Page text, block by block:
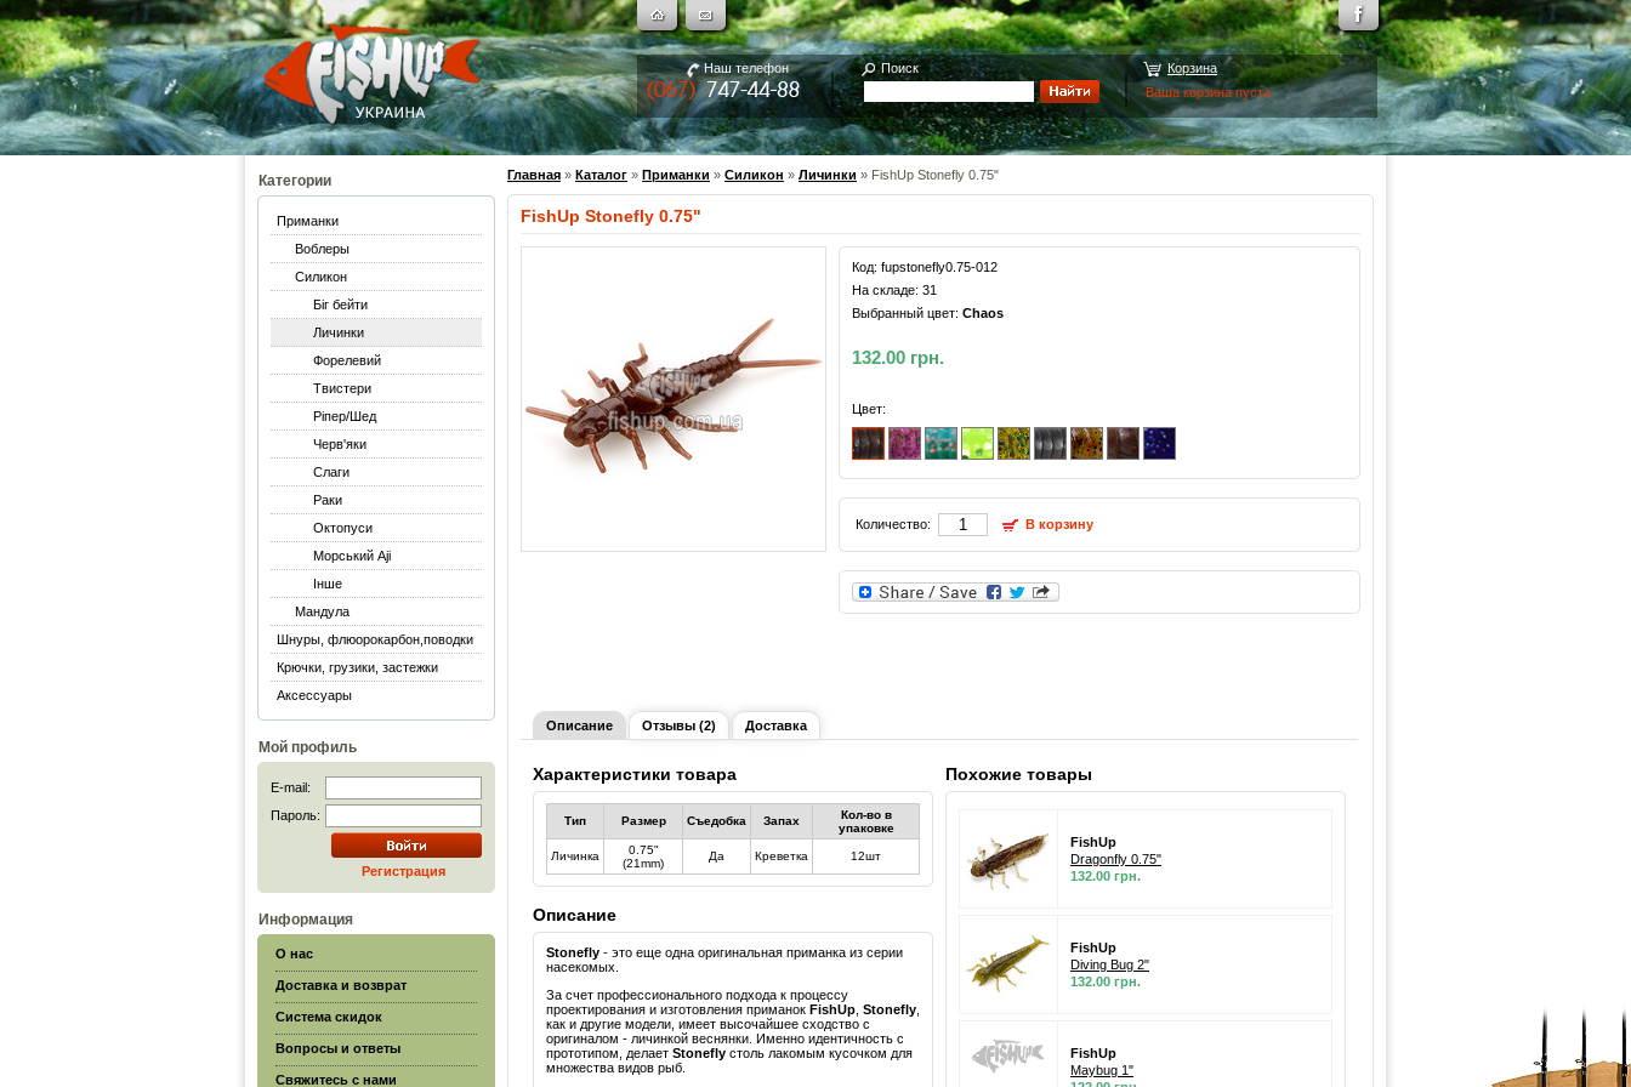
Наш телефон Поиск
Корзина
Ваша корзина пуста
Категории
Приманки
Воблеры
Силикон
Біг бейти
Личинки
Форелевий
Твистери
Ріпер/Шед
Черв'яки
Слаги
Раки
Октопуси
Морський Aji
Інше
Мандула
Шнуры, флюорокарбон,поводки
Крючки, грузики, застежки
Аксессуары
Мой профиль
E-mail:
Пароль:
Регистрация
Информация
О нас
Доставка и возврат
Система скидок
Вопросы и ответы
Свяжитесь с нами
Главная » Каталог » Приманки » Силикон » Личинки » FishUp Stonefly 0.75"
FishUp Stonefly 0.75"
Код: fupstonefly0.75-012
На складе: 31
Выбранный цвет: Chaos
132.00 грн.
Цвет:
Количество: В корзину
Описание Отзывы (2) Доставка
Характеристики товара
Тип Размер Съедобка Запах
Кол-во в
упаковке
Личинка
0.75"
(21mm)
Да Креветка 12шт
Описание
Stonefly - это еще одна оригинальная приманка из серии
насекомых.
За счет профессионального подхода к процессу
проектирования и изготовления приманок FishUp Stonefly
как и другие модели, имеет высочайшее сходство с
оригиналом - личинкой веснянки. Именно идентичность с
прототипом, делает Stonefly столь лакомым кусочком для
множества видов рыб.
Похожие товары
FishUp
Dragonfly 0.75"
132.00 грн.
FishUp
Diving Bug 2"
132.00 грн.
FishUp
Maybug 1"